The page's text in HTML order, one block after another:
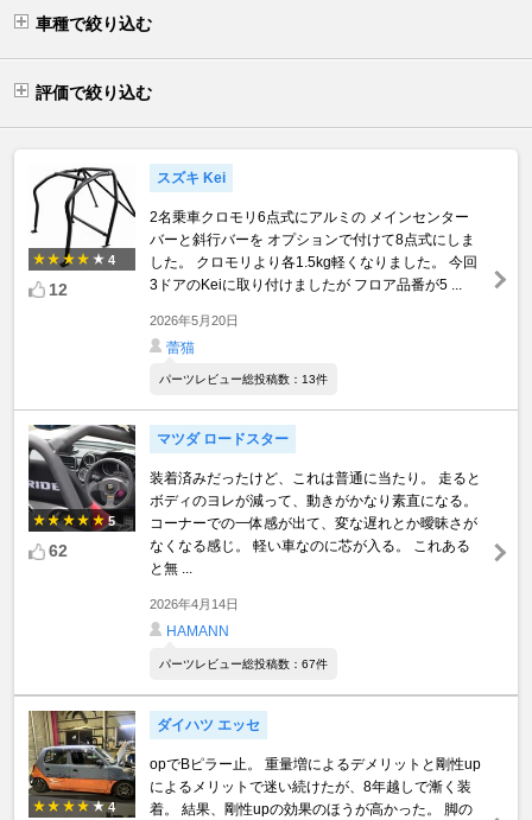
車種で絞り込む
評価で絞り込む
4
12
スズキ Kei
2名乗車クロモリ6点式にアルミの メインセンター
バーと斜行バーを オプションで付けて8点式にしま
した。 クロモリより各1.5kg軽くなりました。 今回
3ドアのKeiに取り付けましたが フロア品番が5 ...
2026年5月20日
蕾猫
パーツレビュー総投稿数：13件
5
62
マツダ ロードスター
装着済みだったけど、これは普通に当たり。 走ると
ボディのヨレが減って、動きがかなり素直になる。
コーナーでの一体感が出て、変な遅れとか曖昧さが
なくなる感じ。 軽い車なのに芯が入る。 これある
と無 ...
2026年4月14日
HAMANN
パーツレビュー総投稿数：67件
4
ダイハツ エッセ
opでBピラー止。 重量増によるデメリットと剛性up
によるメリットで迷い続けたが、8年越しで漸く装
着。 結果、剛性upの効果のほうが高かった。 脚の